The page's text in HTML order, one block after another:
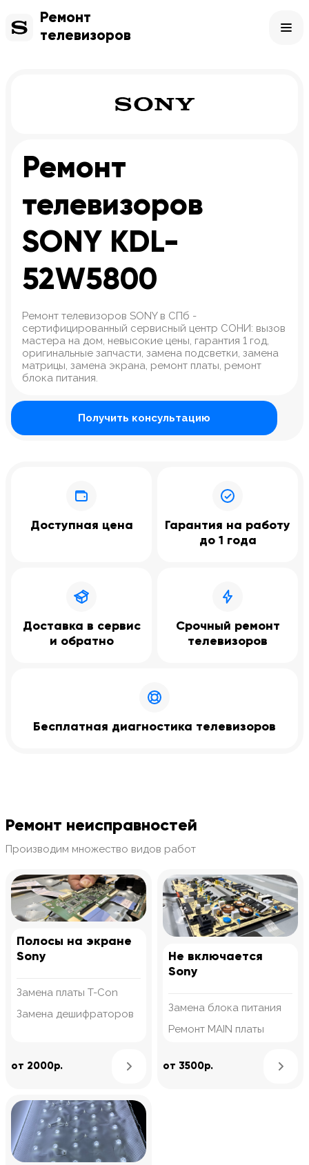
Ремонт
телевизоров
Ремонт
телевизоров
SONY KDL-
52W5800
Ремонт телевизоров SONY в СПб -
сертифицированный сервисный центр СОНИ: вызов
мастера на дом, невысокие цены, гарантия 1 год,
оригинальные запчасти, замена подсветки, замена
матрицы, замена экрана, ремонт платы, ремонт
блока питания.
Получить консультацию
Доступная цена
Гарантия на работу
до 1 года
Доставка в сервис
и обратно
Срочный ремонт
телевизоров
Бесплатная диагностика телевизоров
Ремонт неисправностей
Производим множество видов работ
Полосы на экране
Sony
Замена платы T-Con
Замена дешифраторов
от 2000р. Узнать подробнее
Не включается
Sony
Замена блока питания
Ремонт MAIN платы
от 3500р.